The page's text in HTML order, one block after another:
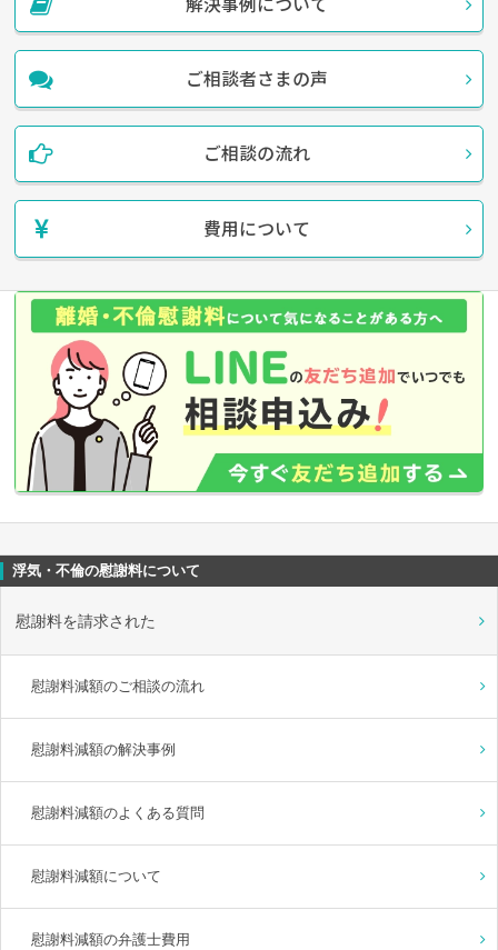
ご相談者さまの声
ご相談の流れ
費用について
浮気・不倫の慰謝料について
慰謝料を請求された
慰謝料減額のご相談の流れ
慰謝料減額の解決事例
慰謝料減額のよくある質問
慰謝料減額について
慰謝料減額の弁護士費用